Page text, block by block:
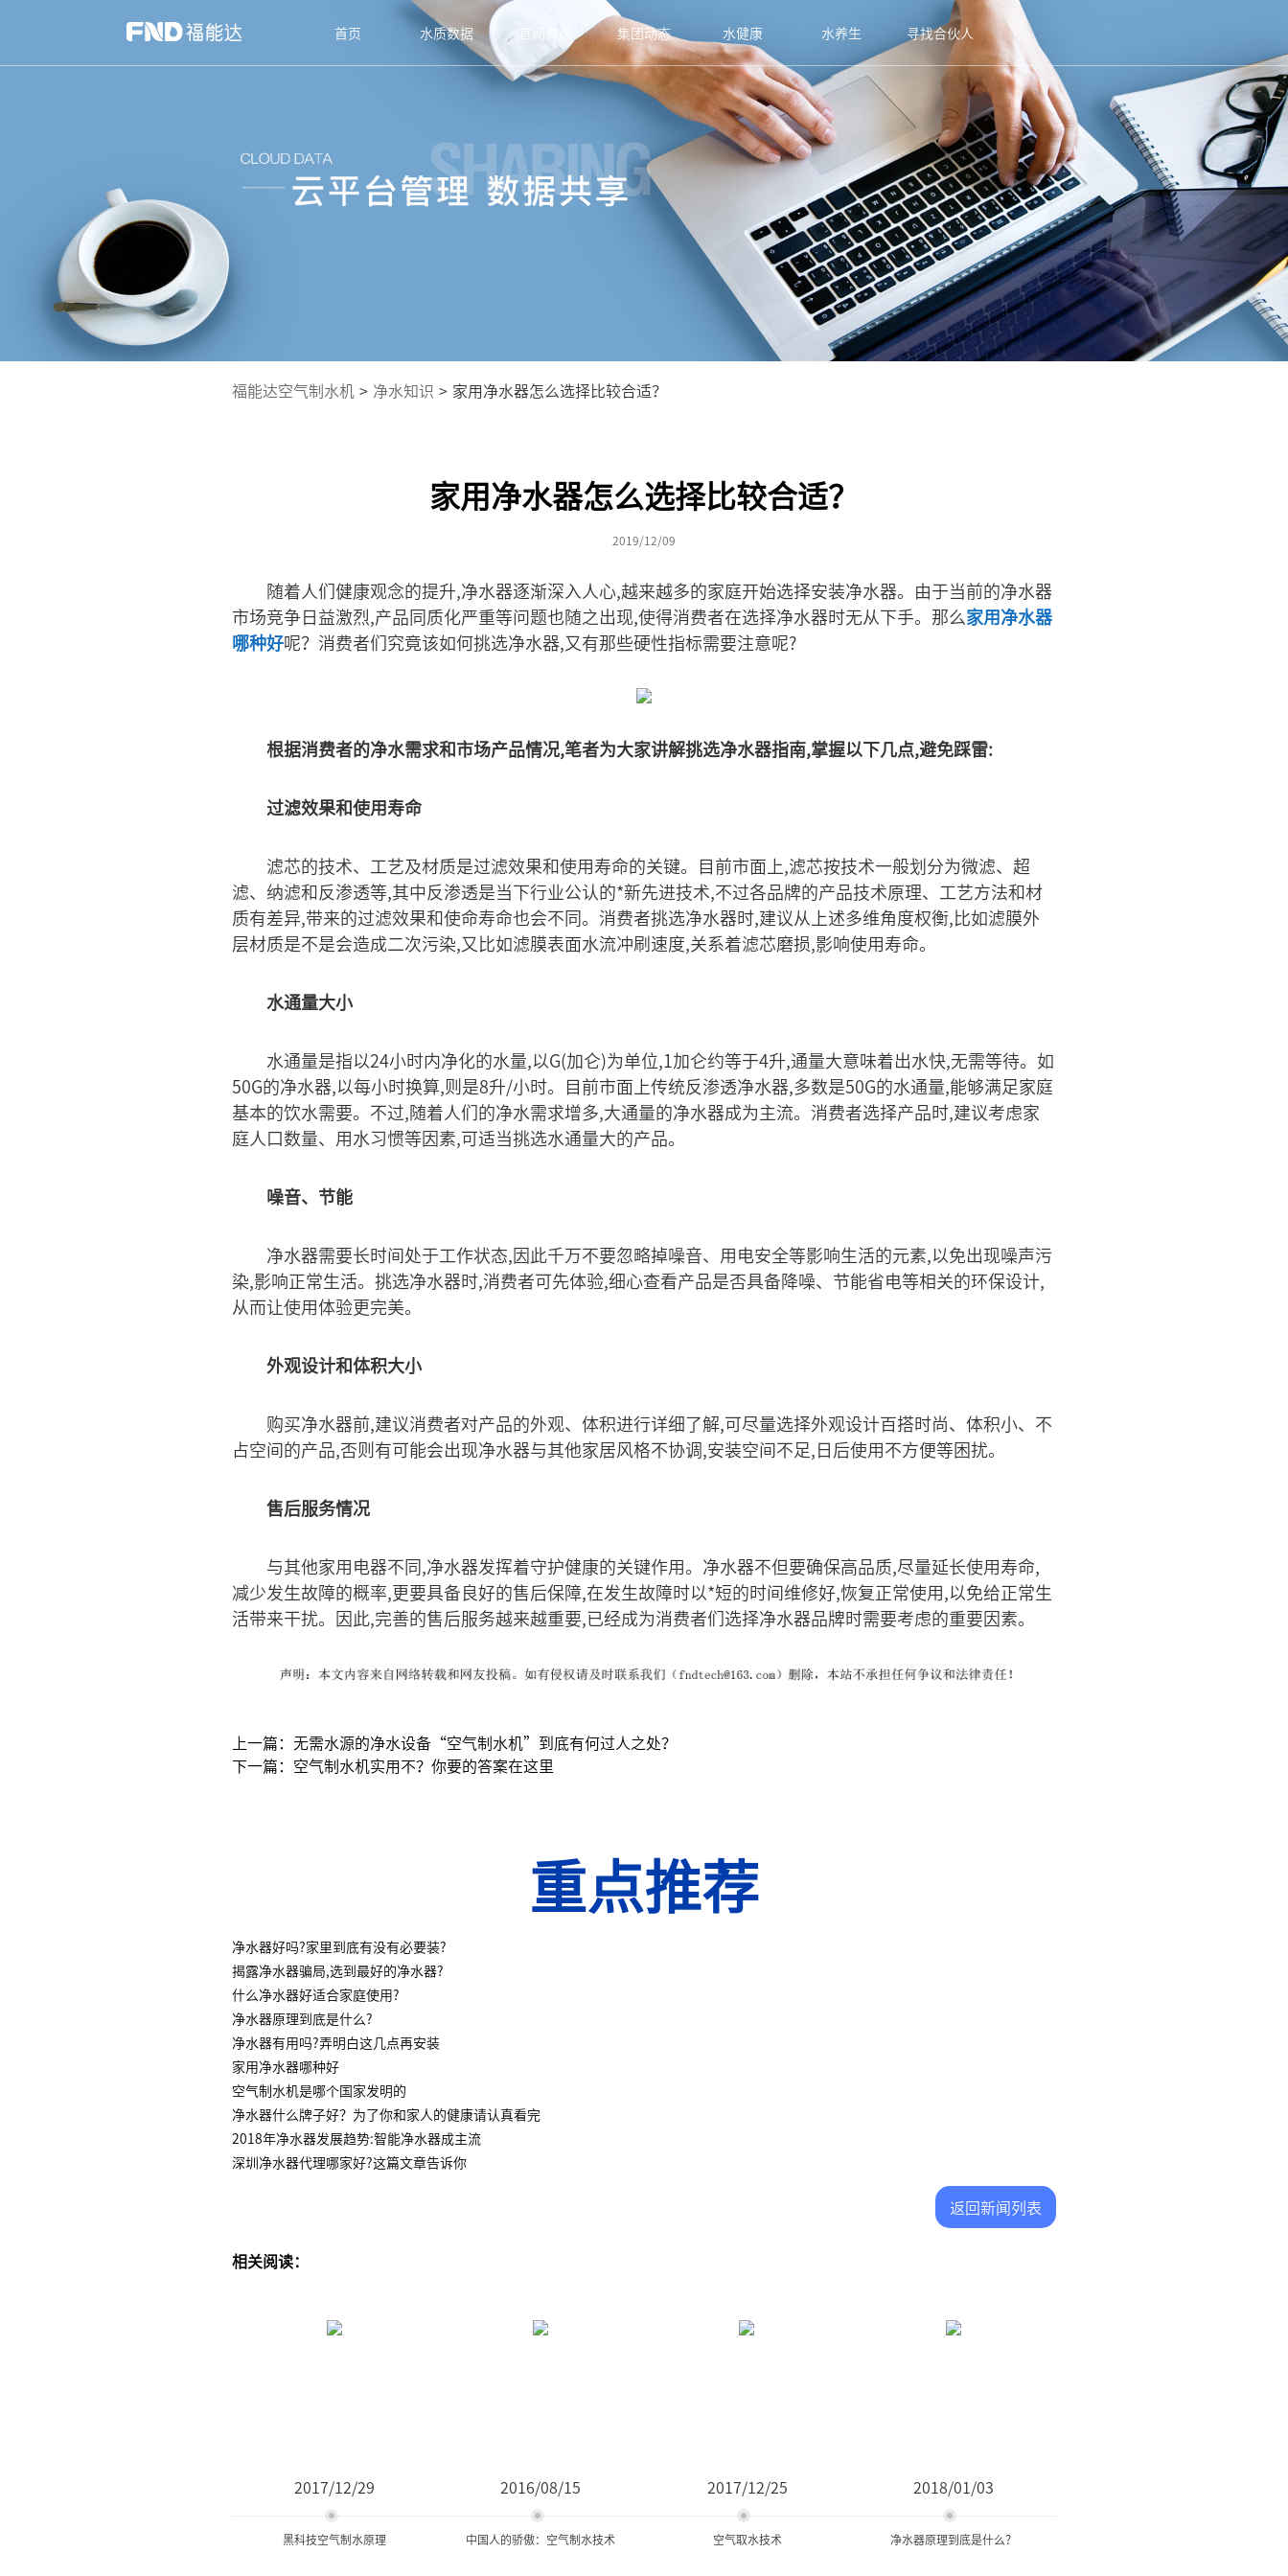
首页 水质数据 官网商城 集团动态 水健康 水养生 寻找合伙人
福能达空气制水机 > 净水知识 > 家用净水器怎么选择比较合适？
家用净水器怎么选择比较合适？
2019/12/09
随着人们健康观念的提升,净水器逐渐深入人心,越来越多的家庭开始选择安装净水器。由于当前的净水器
市场竞争日益激烈,产品同质化严重等问题也随之出现,使得消费者在选择净水器时无从下手。那么家用净水器
哪种好呢？消费者们究竟该如何挑选净水器,又有那些硬性指标需要注意呢?
根据消费者的净水需求和市场产品情况,笔者为大家讲解挑选净水器指南,掌握以下几点,避免踩雷:
过滤效果和使用寿命
滤芯的技术、工艺及材质是过滤效果和使用寿命的关键。目前市面上,滤芯按技术一般划分为微滤、超
滤、纳滤和反渗透等,其中反渗透是当下行业公认的*新先进技术,不过各品牌的产品技术原理、工艺方法和材
质有差异,带来的过滤效果和使命寿命也会不同。消费者挑选净水器时,建议从上述多维角度权衡,比如滤膜外
层材质是不是会造成二次污染,又比如滤膜表面水流冲刷速度,关系着滤芯磨损,影响使用寿命。
水通量大小
水通量是指以24小时内净化的水量,以G(加仑)为单位,1加仑约等于4升,通量大意味着出水快,无需等待。如
50G的净水器,以每小时换算,则是8升/小时。目前市面上传统反渗透净水器,多数是50G的水通量,能够满足家庭
基本的饮水需要。不过,随着人们的净水需求增多,大通量的净水器成为主流。消费者选择产品时,建议考虑家
庭人口数量、用水习惯等因素,可适当挑选水通量大的产品。
噪音、节能
净水器需要长时间处于工作状态,因此千万不要忽略掉噪音、用电安全等影响生活的元素,以免出现噪声污
染,影响正常生活。挑选净水器时,消费者可先体验,细心查看产品是否具备降噪、节能省电等相关的环保设计,
从而让使用体验更完美。
外观设计和体积大小
购买净水器前,建议消费者对产品的外观、体积进行详细了解,可尽量选择外观设计百搭时尚、体积小、不
占空间的产品,否则有可能会出现净水器与其他家居风格不协调,安装空间不足,日后使用不方便等困扰。
售后服务情况
与其他家用电器不同,净水器发挥着守护健康的关键作用。净水器不但要确保高品质,尽量延长使用寿命,
减少发生故障的概率,更要具备良好的售后保障,在发生故障时以*短的时间维修好,恢复正常使用,以免给正常生
活带来干扰。因此,完善的售后服务越来越重要,已经成为消费者们选择净水器品牌时需要考虑的重要因素。
上一篇：无需水源的净水设备“空气制水机”到底有何过人之处？
下一篇：空气制水机实用不？你要的答案在这里
重点推荐
净水器好吗?家里到底有没有必要装?
揭露净水器骗局,选到最好的净水器?
什么净水器好适合家庭使用?
净水器原理到底是什么?
净水器有用吗?弄明白这几点再安装
家用净水器哪种好
空气制水机是哪个国家发明的
净水器什么牌子好？为了你和家人的健康请认真看完
2018年净水器发展趋势:智能净水器成主流
深圳净水器代理哪家好?这篇文章告诉你
返回新闻列表
相关阅读：
2017/12/29
黑科技空气制水原理
2016/08/15
中国人的骄傲：空气制水技术
2017/12/25
空气取水技术
2018/01/03
净水器原理到底是什么？